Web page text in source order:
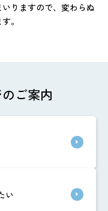
りますので、変わらぬ
。
ご案内
い